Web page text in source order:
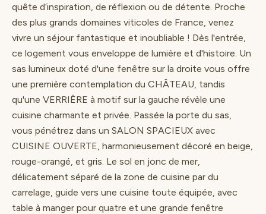
quête d’inspiration, de réflexion ou de détente. Proche
des plus grands domaines viticoles de France, venez
vivre un séjour fantastique et inoubliable ! Dès l'entrée,
ce logement vous enveloppe de lumière et d'histoire. Un
sas lumineux doté d'une fenêtre sur la droite vous offre
une première contemplation du CHÂTEAU, tandis
qu'une VERRIÈRE à motif sur la gauche révèle une
cuisine charmante et privée. Passée la porte du sas,
vous pénétrez dans un SALON SPACIEUX avec
CUISINE OUVERTE, harmonieusement décoré en beige,
rouge-orangé, et gris. Le sol en jonc de mer,
délicatement séparé de la zone de cuisine par du
carrelage, guide vers une cuisine toute équipée, avec
table à manger pour quatre et une grande fenêtre